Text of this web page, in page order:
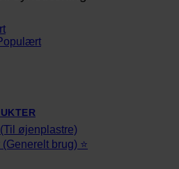
øjenplastre)
brug) ⭐